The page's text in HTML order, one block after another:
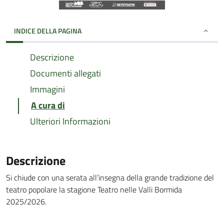
INDICE DELLA PAGINA
Descrizione
Documenti allegati
Immagini
A cura di
Ulteriori Informazioni
Descrizione
Si chiude con una serata all’insegna della grande tradizione del
teatro popolare la stagione Teatro nelle Valli Bormida
2025/2026.